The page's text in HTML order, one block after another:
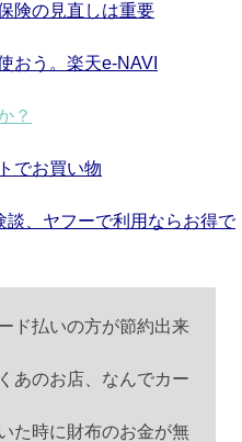
険の見直しは重要
おう。楽天e-NAVI
？
でお買い物
、ヤフーで利用ならお得で
ド払いの方が節約出来
あのお店、なんでカー
た時に財布のお金が無